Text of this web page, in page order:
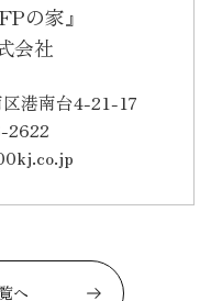
の家』
会社
港南台4-21-17
2622
へ